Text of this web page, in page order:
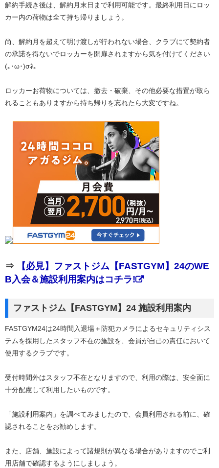
解約手続き後は、解約月末日まで利用可能です。最終利用日にロッ
カー内の荷物は全て持ち帰りましょう。
尚、解約月を超えて明け渡しが行われない場合、クラブにて契約者
の承諾を得ないでロッカーを開扉されますから気を付けてください
(｡･ω･)σﾈ。
ロッカーお荷物については、撤去・破棄、その他必要な措置が取ら
れることもありますから持ち帰りを忘れたら大変ですね。
⇒
【必見】ファストジム【FASTGYM】24のWE
B入会＆施設利用案内はコチラ!
ファストジム【FASTGYM】24 施設利用案内
FASTGYM24は24時間入退場＋防犯カメラによるセキュリティシス
テムを採用したスタッフ不在の施設を、会員が自己の責任において
使用するクラブです。
受付時間外はスタッフ不在となりますので、利用の際は、安全面に
十分配慮して利用したいものです。
「施設利用案内」を調べてみましたので、会員利用される前に、確
認されることをお勧めします。
また、店舗、施設によって諸規則が異なる場合がありますのでご利
用店舗で確認するようにしましょう。